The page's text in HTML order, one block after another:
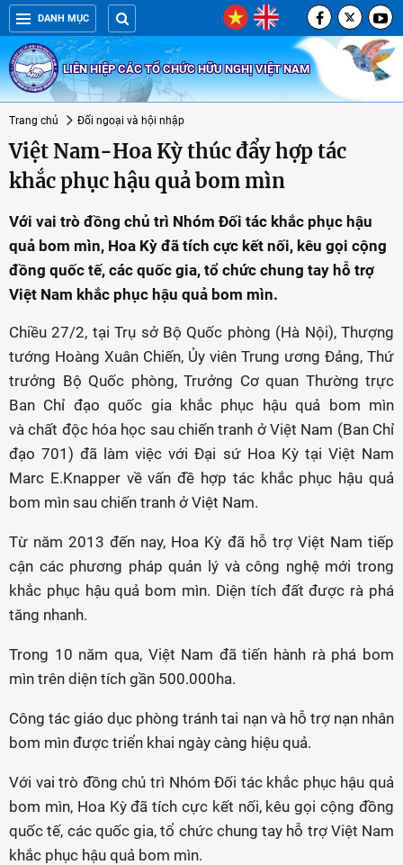
DANH MỤC
LIÊN HIỆP CÁC TỔ CHỨC HỮU NGHỊ VIỆT NAM
Trang chủ Đối ngoại và hội nhập
Việt Nam-Hoa Kỳ thúc đẩy hợp tác
khắc phục hậu quả bom mìn
Với vai trò đồng chủ trì Nhóm Đối tác khắc phục hậu
quả bom mìn, Hoa Kỳ đã tích cực kết nối, kêu gọi cộng
đồng quốc tế, các quốc gia, tổ chức chung tay hỗ trợ
Việt Nam khắc phục hậu quả bom mìn.
Chiều 27/2, tại Trụ sở Bộ Quốc phòng (Hà Nội), Thượng
tướng Hoàng Xuân Chiến, Ủy viên Trung ương Đảng, Thứ
trưởng Bộ Quốc phòng, Trưởng Cơ quan Thường trực
Ban Chỉ đạo quốc gia khắc phục hậu quả bom mìn
và chất độc hóa học sau chiến tranh ở Việt Nam (Ban Chỉ
đạo 701) đã làm việc với Đại sứ Hoa Kỳ tại Việt Nam
Marc E.Knapper về vấn đề hợp tác khắc phục hậu quả
bom mìn sau chiến tranh ở Việt Nam.
Từ năm 2013 đến nay, Hoa Kỳ đã hỗ trợ Việt Nam tiếp
cận các phương pháp quản lý và công nghệ mới trong
khắc phục hậu quả bom mìn. Diện tích đất được rà phá
tăng nhanh.
Trong 10 năm qua, Việt Nam đã tiến hành rà phá bom
mìn trên diện tích gần 500.000ha.
Công tác giáo dục phòng tránh tai nạn và hỗ trợ nạn nhân
bom mìn được triển khai ngày càng hiệu quả.
Với vai trò đồng chủ trì Nhóm Đối tác khắc phục hậu quả
bom mìn, Hoa Kỳ đã tích cực kết nối, kêu gọi cộng đồng
quốc tế, các quốc gia, tổ chức chung tay hỗ trợ Việt Nam
khắc phục hậu quả bom mìn.